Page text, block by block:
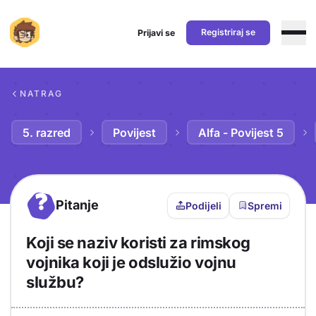
Prijavi se Registriraj se
NATRAG
5. razred Povijest Alfa - Povijest 5
? Pitanje Podijeli Spremi
Koji se naziv koristi za rimskog
vojnika koji je odslužio vojnu
službu?